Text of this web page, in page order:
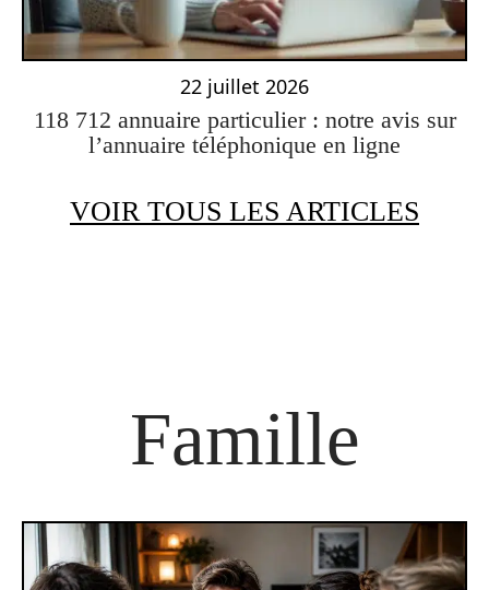
22 juillet 2026
118 712 annuaire particulier : notre avis sur
l’annuaire téléphonique en ligne
VOIR TOUS LES ARTICLES
Famille